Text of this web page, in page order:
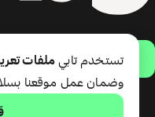
تقدّم
تستخدم تابي ملفات
وضمان عمل موقعنا